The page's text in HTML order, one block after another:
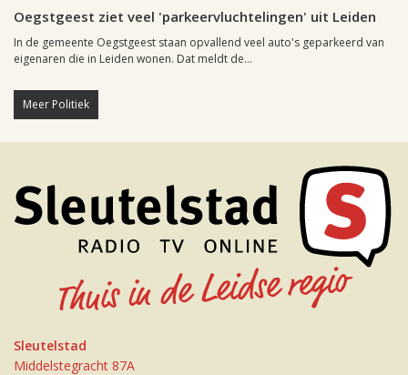
Oegstgeest ziet veel 'parkeervluchtelingen' uit Leiden
In de gemeente Oegstgeest staan opvallend veel auto's geparkeerd van
eigenaren die in Leiden wonen. Dat meldt de...
Meer Politiek
Sleutelstad
Middelstegracht 87A